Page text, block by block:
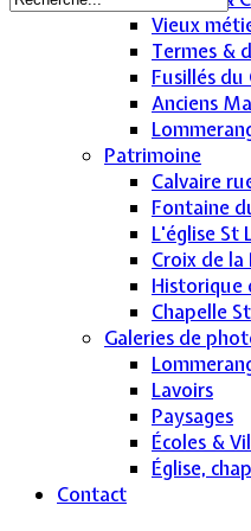
Vieux
Termes &
Fusillés du
Anciens
Patrimoine
Calvaire
Fontaine
L'église St
Croix de la
Historique
Chapelle
Galeries de
Lavoirs
Paysages
Écoles &
Église,
Contact